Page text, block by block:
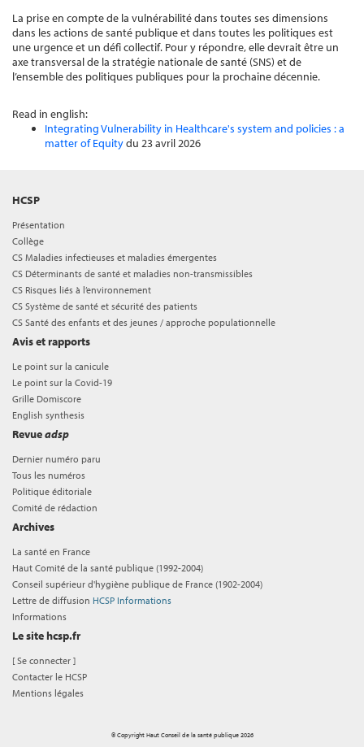
La prise en compte de la vulnérabilité dans toutes ses dimensions
dans les actions de santé publique et dans toutes les politiques est
une urgence et un défi collectif. Pour y répondre, elle devrait être un
axe transversal de la stratégie nationale de santé (SNS) et de
l’ensemble des politiques publiques pour la prochaine décennie.
Read in english:
Integrating Vulnerability in Healthcare's system and policies : a
matter of Equitydu 23 avril 2026
HCSP
Présentation
Collège
CS Maladies infectieuses et maladies émergentes
CS Déterminants de santé et maladies non-transmissibles
CS Risques liés à l’environnement
CS Système de santé et sécurité des patients
CS Santé des enfants et des jeunes / approche populationnelle
Avis et rapports
Le point sur la canicule
Le point sur la Covid-19
Grille Domiscore
English synthesis
Revueadsp
Dernier numéro paru
Tous les numéros
Politique éditoriale
Comité de rédaction
Archives
La santé en France
Haut Comité de la santé publique (1992-2004)
Conseil supérieur d'hygiène publique de France (1902-2004)
Lettre de diffusion HCSP Informations
Informations
Le site hcsp.fr
[Se connecter ]
Contacter le HCSP
Mentions légales
© Copyright Haut Conseil de la santé publique 2026